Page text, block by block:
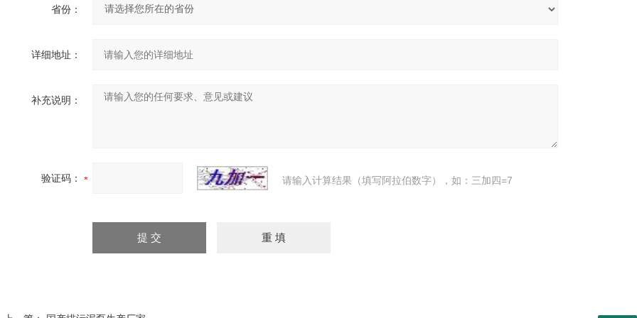
省份：
详细地址：
补充说明：
验证码： 请输入计算结果（填写阿拉伯数字），如：三加四=7